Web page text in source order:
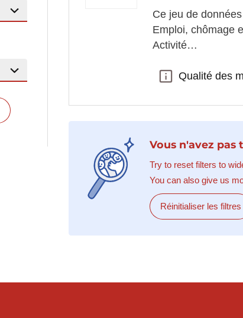
Ce jeu de
Emploi, chômage
Activité…
Qualité des
Qualité des
Vous n'avez
Try to reset filters to
You can also give us
Réinitialiser les filtres